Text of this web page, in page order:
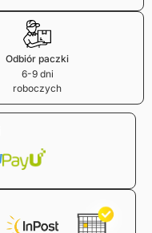
Odbiór paczki
6-9 dni
roboczych